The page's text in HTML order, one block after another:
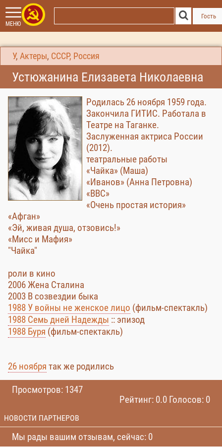
МЕНЮ
Гость
У, Актеры, СССР, Россия
Устюжанина Елизавета Николаевна
Родилась 26 ноября 1959 года.
Закончила ГИТИС. Работала в
Театре на Таганке.
Заслуженная актриса России
(2012).
театральные работы
«Чайка» (Маша)
«Иванов» (Анна Петровна)
«ВВС»
«Очень простая история»
«Афган»
«Эй, живая душа, отзовись!»
«Мисс и Мафия»
"Чайка"
роли в кино
2006 Жена Сталина
2003 В созвездии быка
1988 У войны не женское лицо (фильм-спектакль)
1988 Семь дней Надежды :: эпизод
1988 Буря (фильм-спектакль)
26 ноября так же родились
Просмотров: 1347
Рейтинг: 0.0 Голосов: 0
НОВОСТИ ПАРТНЕРОВ
Мы рады вашим отзывам, сейчас: 0